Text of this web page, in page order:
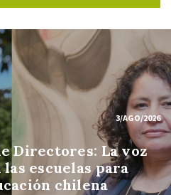
3/AGO/2026
Directores: La voz
escuelas para
chilena